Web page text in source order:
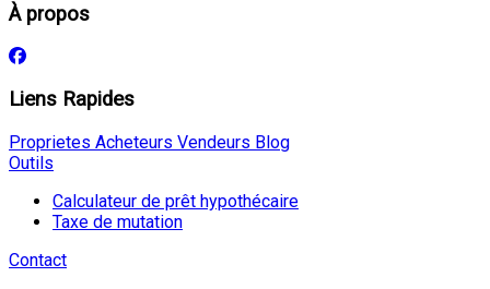
À propos
Liens Rapides
Proprietes Acheteurs Vendeurs Blog
Outils
Calculateur de prêt hypothécaire
Taxe de mutation
Contact